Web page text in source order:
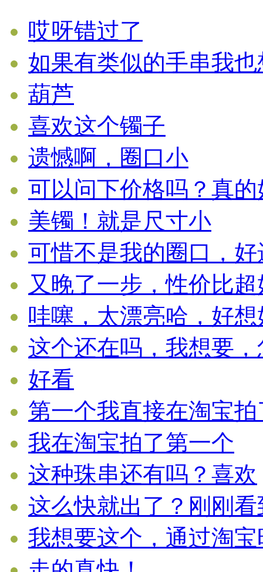
哎呀错过了
如果有类似的手串我也
葫芦
喜欢这个镯子
遗憾啊，圈口小
可以问下价格吗？真的
美镯！就是尺寸小
可惜不是我的圈口，好
又晚了一步，性价比超
哇噻，太漂亮哈，好想
这个还在吗，我想要，
好看
第一个我直接在淘宝拍
我在淘宝拍了第一个
这种珠串还有吗？喜欢
这么快就出了？刚刚看
我想要这个，通过淘宝